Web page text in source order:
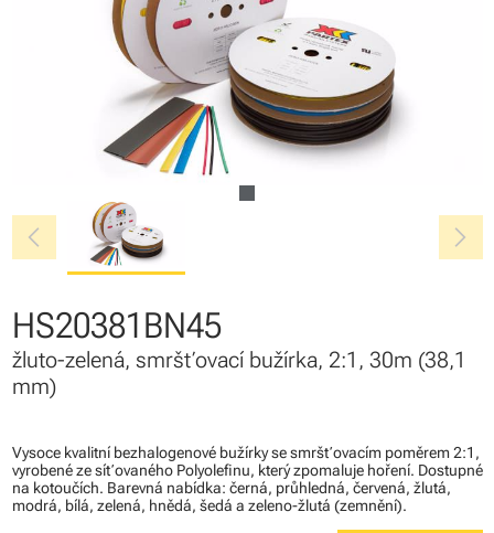
chevron_left chevron_right
HS20381BN45
žluto-zelená, smršťovací bužírka, 2:1, 30m (38,1
mm)
Vysoce kvalitní bezhalogenové bužírky se smršťovacím poměrem 2:1,
vyrobené ze síťovaného Polyolefinu, který zpomaluje hoření. Dostupné
na kotoučích. Barevná nabídka: černá, průhledná, červená, žlutá,
modrá, bílá, zelená, hnědá, šedá a zeleno-žlutá (zemnění).